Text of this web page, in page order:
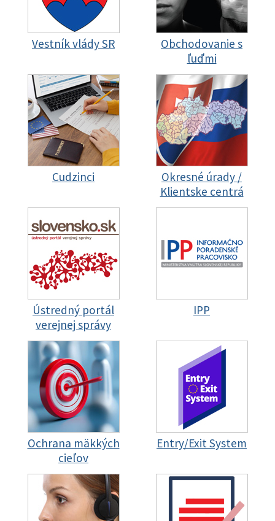
Vestník vlády SR
Obchodovanie s
ľuďmi
Cudzinci
Okresné úrady /
Klientske centrá
Ústredný portál
verejnej správy
IPP
Ochrana mäkkých
cieľov
Entry/Exit System